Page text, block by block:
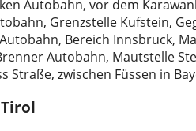
Autobahn, vor dem
Grenzstelle Kufstein,
Bereich Innsbruck,
Autobahn, Mautstelle
Straße, zwischen Füssen in